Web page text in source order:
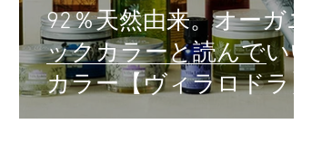
92％天然由来。オーガニ
ックカラーと読んでい
カラー【ヴィラロドラ